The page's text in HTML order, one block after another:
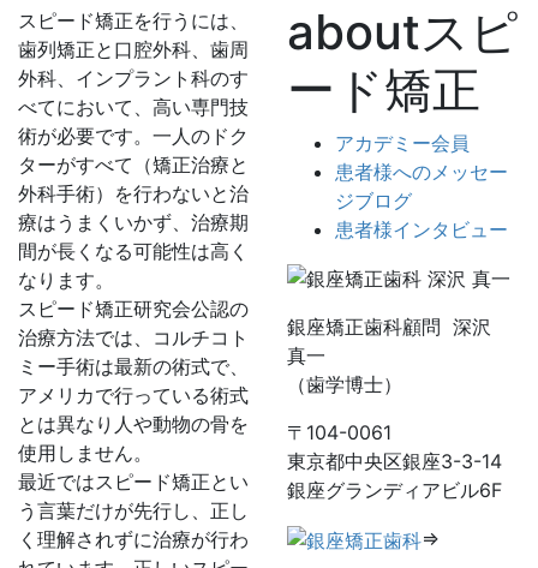
スピード矯正を行うには、
歯列矯正と口腔外科、歯周
外科、インプラント科のす
べてにおいて、高い専門技
術が必要です。一人のドク
ターがすべて（矯正治療と
外科手術）を行わないと治
療はうまくいかず、治療期
間が長くなる可能性は高く
なります。
スピード矯正研究会公認の
治療方法では、コルチコト
ミー手術は最新の術式で、
アメリカで行っている術式
とは異なり人や動物の骨を
使用しません。
最近ではスピード矯正とい
う言葉だけが先行し、正し
く理解されずに治療が行わ
aboutスピ
ード矯正
アカデミー会員
患者様へのメッセー
ジブログ
患者様インタビュー
銀座矯正歯科顧問 深沢
真一
（歯学博士）
〒104-0061
東京都中央区銀座3-3-14
銀座グランディアビル6F
⇒